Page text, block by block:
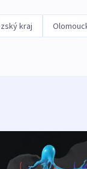
kraj